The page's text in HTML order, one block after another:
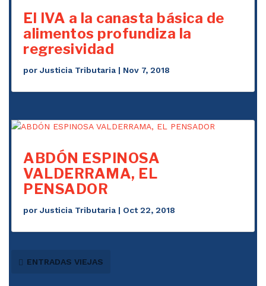
El IVA a la canasta básica de
alimentos profundiza la
regresividad
porJusticia Tributaria | Nov 7, 2018
ABDÓN ESPINOSA
VALDERRAMA, EL
PENSADOR
porJusticia Tributaria | Oct 22, 2018
ENTRADAS VIEJAS